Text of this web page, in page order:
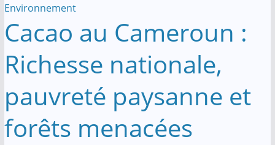
Environnement
Cacao au Cameroun :
Richesse nationale,
pauvreté paysanne et
forêts menacées